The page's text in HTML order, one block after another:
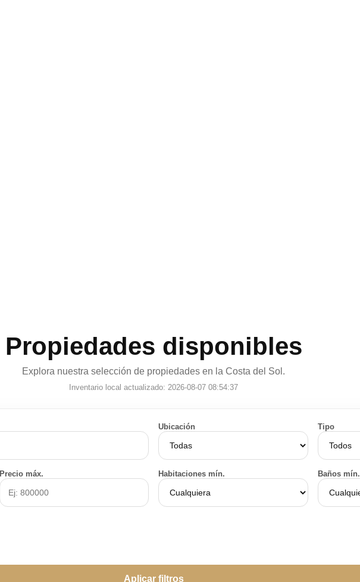
Propiedades disponibles
Explora nuestra selección de propiedades en la Costa del Sol.
Inventario local actualizado: 2026-08-07 08:54:37
Ubicación Tipo
Precio máx. Habitaciones mín. Baños mín.
Aplicar filtros